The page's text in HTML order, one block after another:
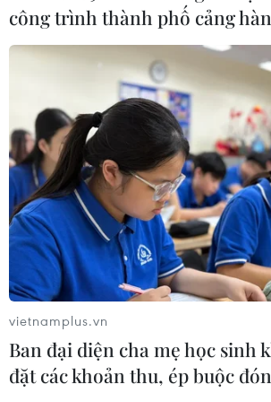
phép vũ khí quân dụng
07/08/2026 12:25
Hai người trọng thương do cây đổ
ngang đường đè trúng
07/08/2026 12:16
Cảnh báo lũ trên lưu vực sông Thao
tại trạm Yên Bái
07/08/2026 11:51
Gỡ khó khăn triển khai dự án trọng
công trình thành phố cảng
vietnamplus.vn
Ban đại diện cha mẹ học sinh
đặt các khoản thu, ép buộc